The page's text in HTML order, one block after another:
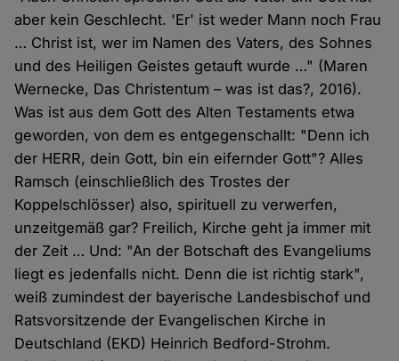
aber kein Geschlecht. 'Er' ist weder Mann noch Frau
… Christ ist, wer im Namen des Vaters, des Sohnes
und des Heiligen Geistes getauft wurde …" (Maren
Wernecke, Das Christentum – was ist das?, 2016).
Was ist aus dem Gott des Alten Testaments etwa
geworden, von dem es entgegenschallt: "Denn ich
der HERR, dein Gott, bin ein eifernder Gott"? Alles
Ramsch (einschließlich des Trostes der
Koppelschlösser) also, spirituell zu verwerfen,
unzeitgemäß gar? Freilich, Kirche geht ja immer mit
der Zeit … Und: "An der Botschaft des Evangeliums
liegt es jedenfalls nicht. Denn die ist richtig stark",
weiß zumindest der bayerische Landesbischof und
Ratsvorsitzende der Evangelischen Kirche in
Deutschland (EKD) Heinrich Bedford-Strohm.